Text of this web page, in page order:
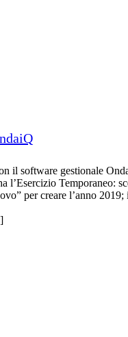
il software gestionale
l’Esercizio
per creare l’anno